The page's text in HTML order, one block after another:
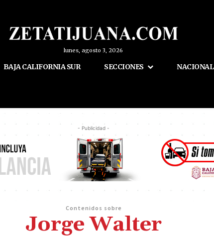
lunes, agosto 3, 2026
BAJA CALIFORNIA SUR SECCIONES NACIONAL
- Publicidad -
Contenidos sobre
Jorge Walter